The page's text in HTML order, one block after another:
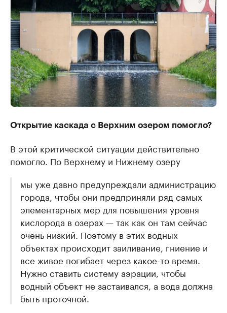
Открытие каскада с Верхним озером помогло?
В этой критической ситуации действительно
помогло. По Верхнему и Нижнему озеру
мы уже давно предупреждали администрацию
города, чтобы они предприняли ряд самых
элементарных мер для повышения уровня
кислорода в озерах — так как он там сейчас
очень низкий. Поэтому в этих водных
объектах происходит заиливание, гниение и
все живое погибает через какое-то время.
Нужно ставить систему аэрации, чтобы
водный объект не застаивался, а вода должна
быть проточной.